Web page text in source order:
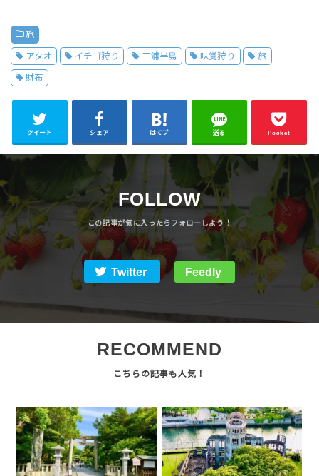
旅
アタオ イチゴ狩り 三浦半島 味覚狩り 旅
財布
ツイート シェア はてブ 送る Pocket
FOLLOW
Twitter Feedly
RECOMMEND